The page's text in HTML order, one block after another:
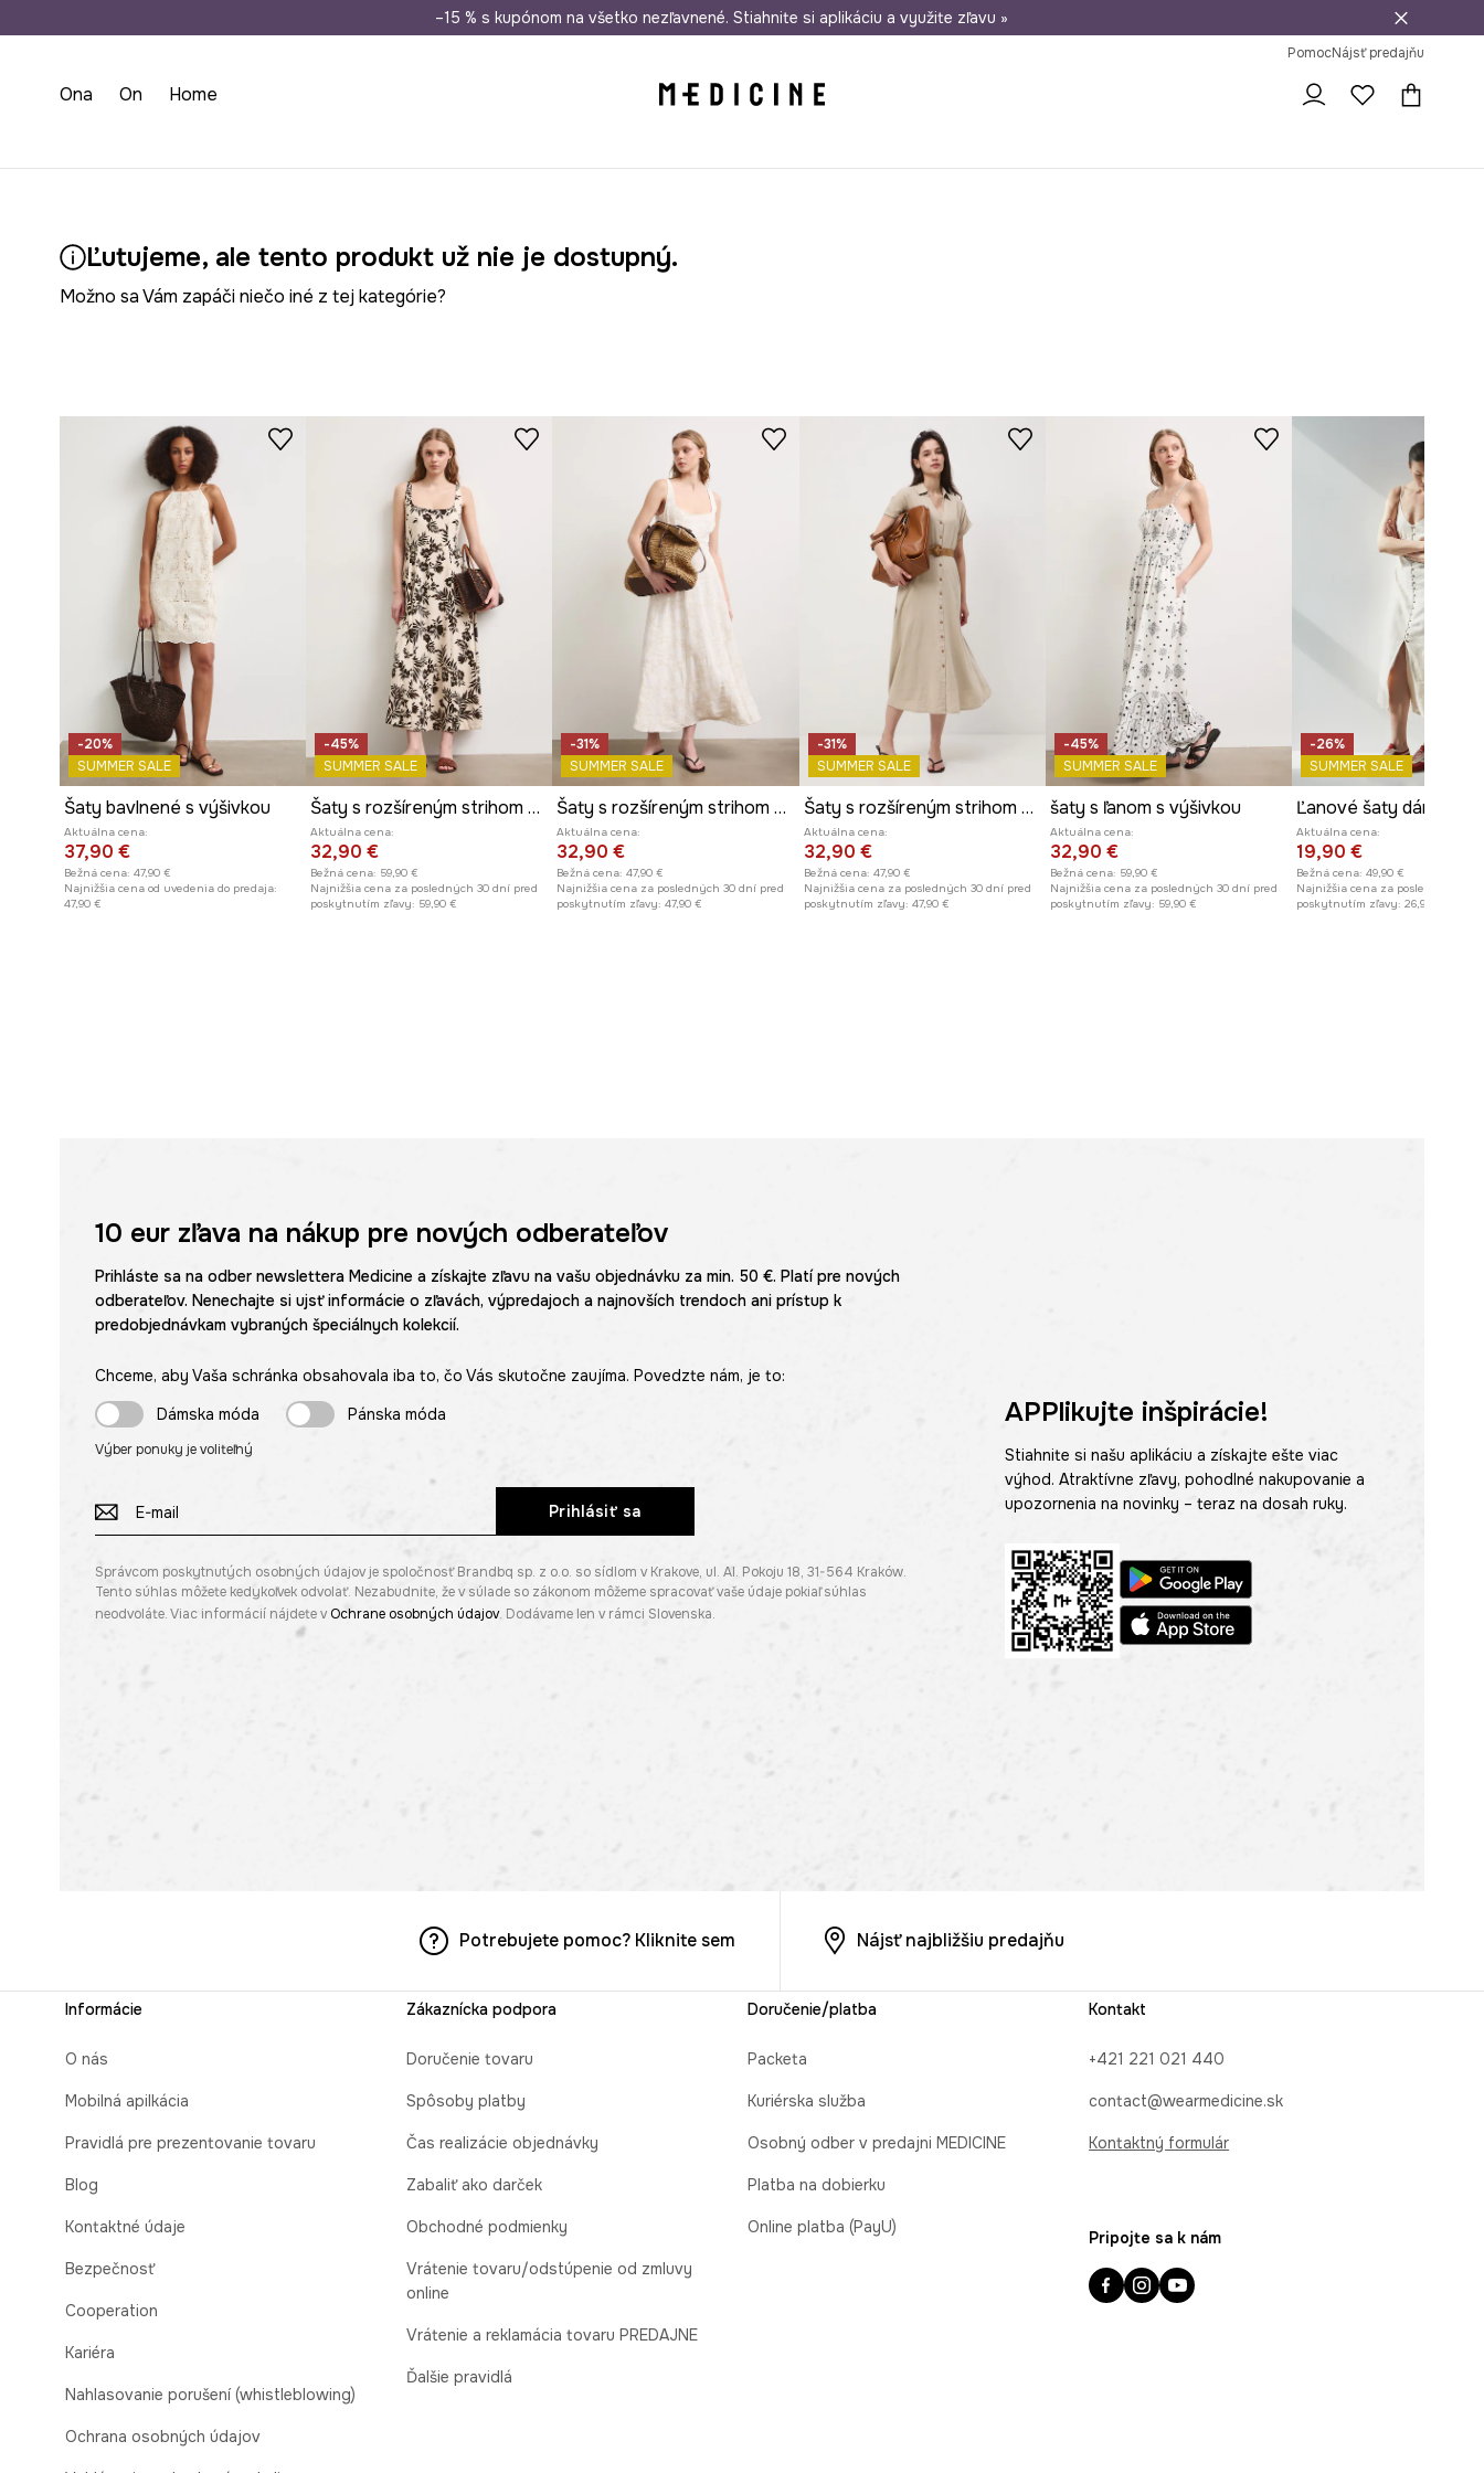
Doprava zadarmo od 50 € Odoslanie aj do 24 hodín 30 dní na vrátenie tovaru
–15 % s kupónom na všetko nezľavnené. Stiahnite si aplikáciu a využite zľavu »
PomocNájsť predajňu
Ona On Home
Ľutujeme, ale tento produkt už nie je dostupný.
Možno sa Vám zapáči niečo iné z tej kategórie?
-20%
SUMMER SALE
Šaty bavlnené s výšivkou
Aktuálna cena:
37,90 €
Bežná cena: 47,90 €
Najnižšia cena od uvedenia do predaja:
47,90 €
-45%
SUMMER SALE
Šaty s rozšíreným strihom s ľanom s motívom zeleniny
Aktuálna cena:
32,90 €
Bežná cena: 59,90 €
Najnižšia cena za posledných 30 dní pred
poskytnutím zľavy: 59,90 €
-31%
SUMMER SALE
Šaty s rozšíreným strihom s prímesou ľanu
Aktuálna cena:
32,90 €
Bežná cena: 47,90 €
Najnižšia cena za posledných 30 dní pred
poskytnutím zľavy: 47,90 €
-31%
SUMMER SALE
Šaty s rozšíreným strihom s ľanom
Aktuálna cena:
32,90 €
Bežná cena: 47,90 €
Najnižšia cena za posledných 30 dní pred
poskytnutím zľavy: 47,90 €
-45%
SUMMER SALE
šaty s ľanom s výšivkou
Aktuálna cena:
32,90 €
Bežná cena: 59,90 €
Najnižšia cena za posledných 30 dní pred
poskytnutím zľavy: 59,90 €
-26%
SUMMER SALE
Aktuálna cena:
19,90 €
Bežná cena: 49,90 €
Najnižšia cena za posledných 30
poskytnutím zľavy: 26,90 €
10 eurzľava na nákup pre nových odberateľov
Prihláste sa na odber newslettera Medicine a získajte zľavu na vašu objednávku za min. 50 €. Platí pre nových
odberateľov. Nenechajte si ujsť informácie o zľavách, výpredajoch a najnovších trendoch ani prístup k
predobjednávkam vybraných špeciálnych kolekcií.
Chceme, aby Vaša schránka obsahovala iba to, čo Vás skutočne zaujíma. Povedzte nám, je to:
Dámska móda
Pánska móda
Výber ponuky je voliteľný
Prihlásiť sa
Správcom poskytnutých osobných údajov je spoločnosť Brandbq sp. z o.o. so sídlom v Krakove, ul. Al. Pokoju 18, 31-564 Kraków.
Tento súhlas môžete kedykoľvek odvolať. Nezabudnite, že v súlade so zákonom môžeme spracovať vaše údaje pokiaľ súhlas
neodvoláte. Viac informácií nájdete v Ochrane osobných údajov. Dodávame len v rámci Slovenska.
APPlikujte inšpirácie!
Stiahnite si našu aplikáciu a získajte ešte viac
výhod. Atraktívne zľavy, pohodlné nakupovanie a
upozornenia na novinky – teraz na dosah ruky.
Potrebujete pomoc? Kliknite sem Nájsť najbližšiu predajňu
Informácie
O nás
Mobilná apilkácia
Pravidlá pre prezentovanie tovaru
Blog
Kontaktné údaje
Bezpečnosť
Cooperation
Kariéra
Nahlasovanie porušení (whistleblowing)
Ochrana osobných údajov
Zákaznícka podpora
Doručenie tovaru
Spôsoby platby
Čas realizácie objednávky
Zabaliť ako darček
Obchodné podmienky
Vrátenie tovaru/odstúpenie od zmluvy
online
Vrátenie a reklamácia tovaru PREDAJNE
Ďalšie pravidlá
Doručenie/platba
Packeta
Kuriérska služba
Osobný odber v predajni MEDICINE
Platba na dobierku
Online platba (PayU)
Kontakt
+421 221 021 440
contact@wearmedicine.sk
Kontaktný formulár
Pripojte sa k nám